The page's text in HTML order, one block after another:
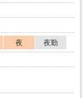
夜
夜勤